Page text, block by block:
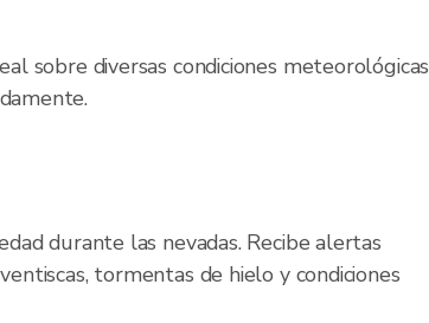
sobre diversas condiciones meteorológicas
durante las nevadas. Recibe alertas
tormentas de hielo y condiciones